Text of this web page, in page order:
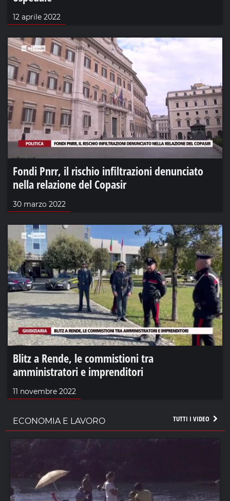
12 aprile 2022
Fondi Pnrr, il rischio infiltrazioni denunciato
nella relazione del Copasir
30 marzo 2022
Blitz a Rende, le commistioni tra
amministratori e imprenditori
11 novembre 2022
TUTTI I VIDEO
ECONOMIA E LAVORO